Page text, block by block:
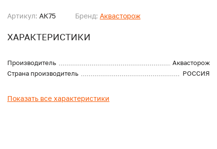
Артикул: АК75 Бренд: Аквасторож
ХАРАКТЕРИСТИКИ
Производитель
Аквасторож
Страна производитель
РОССИЯ
Показать все характеристики